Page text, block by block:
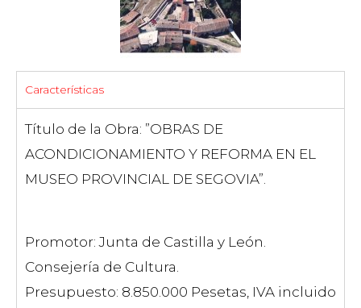
Características
Título de la Obra: ”OBRAS DE
ACONDICIONAMIENTO Y REFORMA EN EL
MUSEO PROVINCIAL DE SEGOVIA”.
Promotor: Junta de Castilla y León.
Consejería de Cultura.
Presupuesto: 8.850.000 Pesetas, IVA incluido